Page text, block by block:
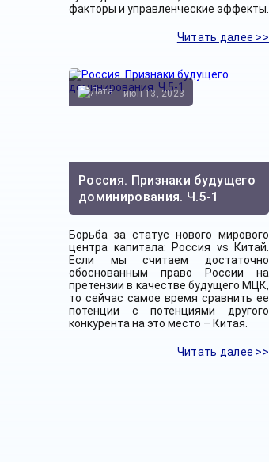
факторы и управленческие эффекты.
Читать далее >>
Россия. Признаки будущего
доминирования. Ч.5-1
июн 13, 2023
Борьба за статус нового мирового
центра капитала: Россия vs Китай.
Если мы считаем достаточно
обоснованным право России на
претензии в качестве будущего МЦК,
то сейчас самое время сравнить ее
потенции с потенциями другого
конкурента на это место – Китая.
Читать далее >>